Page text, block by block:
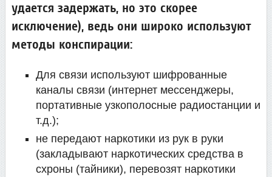
удается задержать, но это скорее
исключение), ведь они широко используют
методы конспирации:
Для связи используют шифрованные
каналы связи (интернет мессенджеры,
портативные узкополосные радиостанции и
т.д.);
не передают наркотики из рук в руки
(закладывают наркотических средства в
схроны (тайники), перевозят наркотики